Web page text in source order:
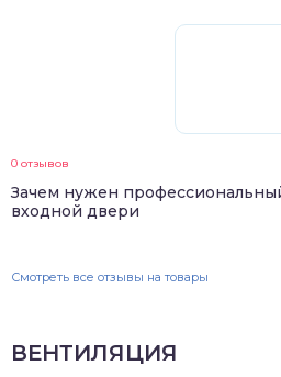
0 отзывов
Зачем нужен
входной двери
Смотреть все отзывы на товары
ВЕНТИЛЯЦИЯ